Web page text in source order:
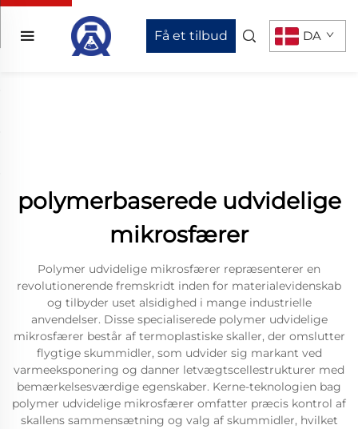
Få et tilbud DA
polymerbaserede udvidelige
mikrosfærer
Polymer udvidelige mikrosfærer repræsenterer en
revolutionerende fremskridt inden for materialevidenskab
og tilbyder uset alsidighed i mange industrielle
anvendelser. Disse specialiserede polymer udvidelige
mikrosfærer består af termoplastiske skaller, der omslutter
flygtige skummidler, som udvider sig markant ved
varmeeksponering og danner letvægtscellestrukturer med
bemærkelsesværdige egenskaber. Kerne-teknologien bag
polymer udvidelige mikrosfærer omfatter præcis kontrol af
skallens sammensætning og valg af skummidler, hvilket